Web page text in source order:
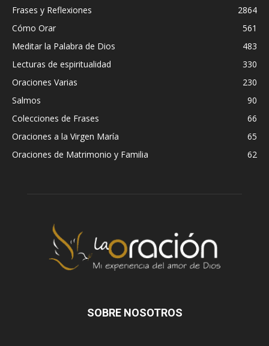
Frases y Reflexiones
2864
Cómo Orar
561
Meditar la Palabra de Dios
483
Lecturas de espiritualidad
330
Oraciones Varias
230
Salmos
90
Colecciones de Frases
66
Oraciones a la Virgen María
65
Oraciones de Matrimonio y Familia
62
SOBRE NOSOTROS